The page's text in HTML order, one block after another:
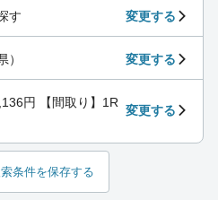
す 変更する
） 変更する
円 【間取り】1R
変更する
条件を保存する